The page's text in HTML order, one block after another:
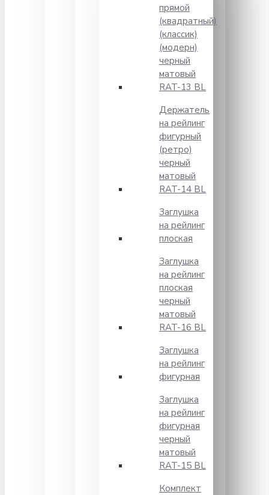
прямой
(квадратный)
(классик)
(модерн)
черный
матовый
RAT-13 BL
Держатель
на рейлинг
фигурный
(ретро)
черный
матовый
RAT-14 BL
Заглушка
на рейлинг
плоская
Заглушка
на рейлинг
плоская
черный
матовый
RAT-16 BL
Заглушка
на рейлинг
фигурная
Заглушка
на рейлинг
фигурная
черный
матовый
RAT-15 BL
Комплект